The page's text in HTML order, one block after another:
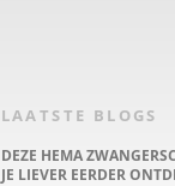
LAATSTE BLOGS
DEZE HEMA
JE LIEVER EERDER